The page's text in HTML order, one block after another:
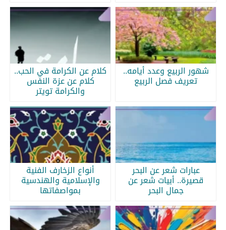
شهور الربيع وعدد أيامه..
تعريف فصل الربيع
كلام عن الكرامة في الحب..
كلام عن عزة النفس
والكرامة تويتر
عبارات شعر عن البحر
قصيرة.. أبيات شعر عن
جمال البحر
أنواع الزخارف الفنية
والإسلامية والهندسية
بمواصفاتها